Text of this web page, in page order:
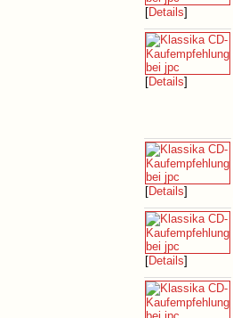
[Details]
[Details]
[Details]
[Details]